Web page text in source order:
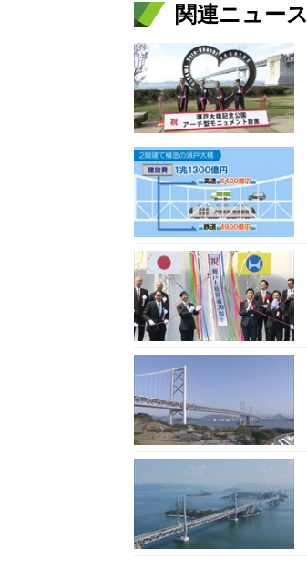
関連ニュース